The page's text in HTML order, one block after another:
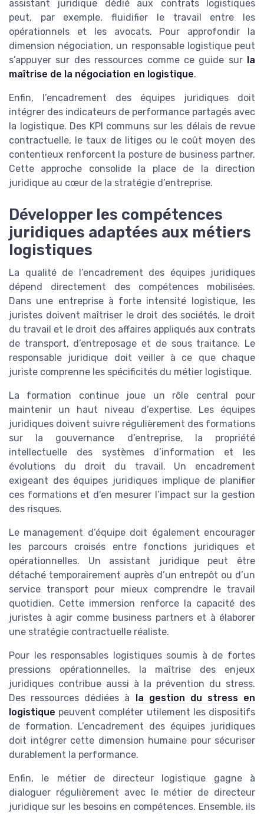
assistant juridique dédié aux contrats logistiques
peut, par exemple, fluidifier le travail entre les
opérationnels et les avocats. Pour approfondir la
dimension négociation, un responsable logistique peut
s’appuyer sur des ressources comme ce guide sur
la
maîtrise de la négociation en logistique.
Enfin, l’encadrement des équipes juridiques doit
intégrer des indicateurs de performance partagés avec
la logistique. Des KPI communs sur les délais de revue
contractuelle, le taux de litiges ou le coût moyen des
contentieux renforcent la posture de business partner.
Cette approche consolide la place de la direction
juridique au cœur de la stratégie d’entreprise.
Développer les compétences
juridiques adaptées aux métiers
logistiques
La qualité de l’encadrement des équipes juridiques
dépend directement des compétences mobilisées.
Dans une entreprise à forte intensité logistique, les
juristes doivent maîtriser le droit des sociétés, le droit
du travail et le droit des affaires appliqués aux contrats
de transport, d’entreposage et de sous traitance. Le
responsable juridique doit veiller à ce que chaque
juriste comprenne les spécificités du métier logistique.
La formation continue joue un rôle central pour
maintenir un haut niveau d’expertise. Les équipes
juridiques doivent suivre régulièrement des formations
sur la gouvernance d’entreprise, la propriété
intellectuelle des systèmes d’information et les
évolutions du droit du travail. Un encadrement
exigeant des équipes juridiques implique de planifier
ces formations et d’en mesurer l’impact sur la gestion
des risques.
Le management d’équipe doit également encourager
les parcours croisés entre fonctions juridiques et
opérationnelles. Un assistant juridique peut être
détaché temporairement auprès d’un entrepôt ou d’un
service transport pour mieux comprendre le travail
quotidien. Cette immersion renforce la capacité des
juristes à agir comme business partners et à élaborer
une stratégie contractuelle réaliste.
Pour les responsables logistiques soumis à de fortes
pressions opérationnelles, la maîtrise des enjeux
juridiques contribue aussi à la prévention du stress.
Des ressources dédiées à
la gestion du stress en
logistique peuvent compléter utilement les dispositifs
de formation. L’encadrement des équipes juridiques
doit intégrer cette dimension humaine pour sécuriser
durablement la performance.
Enfin, le métier de directeur logistique gagne à
dialoguer régulièrement avec le métier de directeur
juridique sur les besoins en compétences. Ensemble, ils